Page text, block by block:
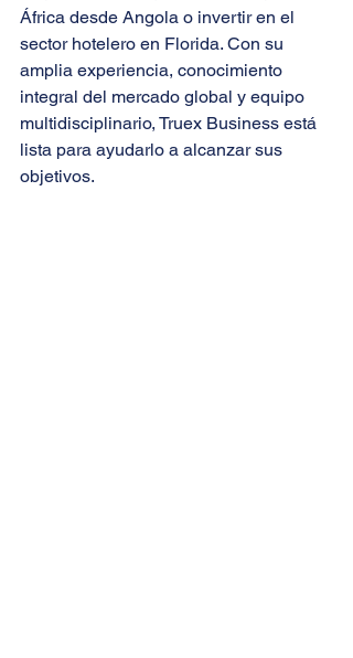
África desde Angola o invertir en el
sector hotelero en Florida. Con su
amplia experiencia, conocimiento
integral del mercado global y equipo
multidisciplinario, Truex Business está
lista para ayudarlo a alcanzar sus
objetivos.